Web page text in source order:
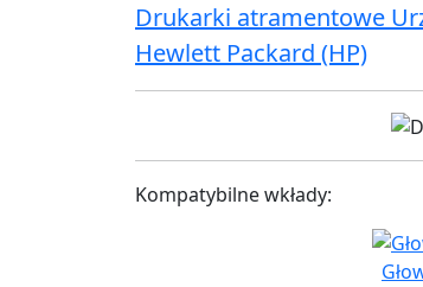
Drukarki atramentowe
Hewlett Packard (HP)
Kompatybilne wkłady: